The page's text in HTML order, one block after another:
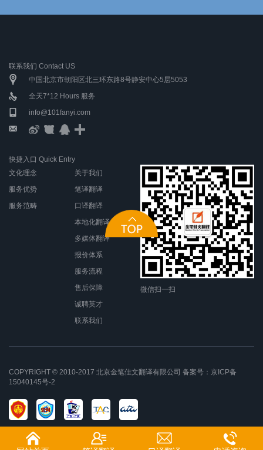
联系我们 Contact US
中国北京市朝阳区北三环东路8号静安中心5层5053
全天7*12 Hours 服务
info@101fanyi.com
快捷入口 Quick Entry
文化理念
服务优势
服务范畴
关于我们
笔译翻译
口译翻译
本地化翻译
多媒体翻译
报价体系
服务流程
售后保障
诚聘英才
联系我们
微信扫一扫
COPYRIGHT © 2010-2017 北京金笔佳文翻译有限公司 备案号： 京ICP备
15040145号-2